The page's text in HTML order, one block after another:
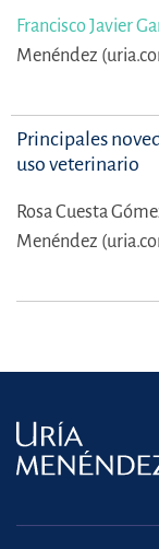
Francisco Javier
Menéndez
Principales
uso veterinario
Rosa Cuesta
Menéndez